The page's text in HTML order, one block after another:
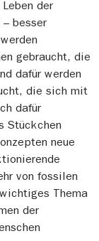
der
– besser
gebraucht, die
dafür werden
die sich mit
dafür
Stückchen
neue
von fossilen
Thema
der